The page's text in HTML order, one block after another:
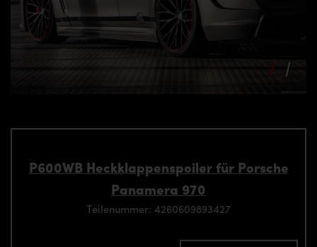
P600WB Heckklappenspoiler für Porsche
Panamera 970
Teilenummer: 4260609893427